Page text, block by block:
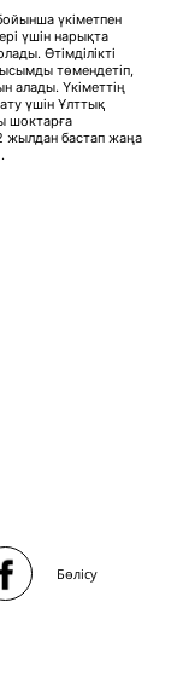
үкіметпен
үшін нарықта
Өтімділікті
төмендетіп,
алады. Үкіметтің
үшін Ұлттық
шоктарға
жылдан бастап жаңа
Бөлісу